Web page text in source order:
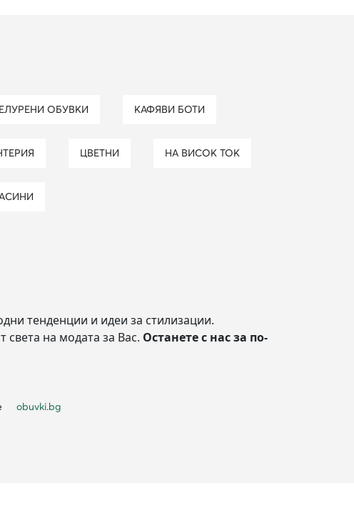
ВЕЛУРЕНИ ОБУВКИ КАФЯВИ БОТИ
ЦВЕТНИ НА ВИСОК ТОК
тенденции и идеи за стилизации.
света на модата за Вас. Останете с нас за по-
obuvki.bg